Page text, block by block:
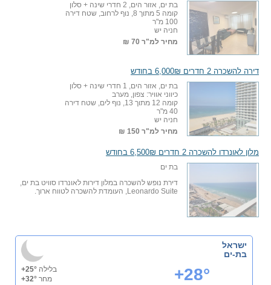
בת ים, אזור הים, 2 חדרי שינה + סלון
קומה 5 מתוך 8, נוף לרחוב, שטח דירה
100 מ"ר
חניה יש
מחיר למ"ר 70 ₪
דירה להשכרה 2 חדרים 6,000₪ בחודש
בת ים, אזור הים, 1 חדרי שינה + סלון
כיווני אוויר: צפון, מערב
קומה 12 מתוך 13, נוף לים, שטח דירה
40 מ"ר
חניה יש
מחיר למ"ר 150 ₪
מלון לאונרדו להשכרה 2 חדרים 6,500₪ בחודש
בת ים
דירת נופש להשכרה במלון דירות לאונרדו סוויט בת ים,
Leonardo Suite, העומדת להשכרה לטווח ארוך.
ישראל
בת-ים
+28° בלילה +25°
מחר +32°